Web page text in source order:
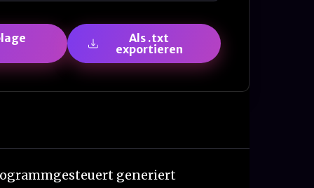
Als .txt
exportieren
generiert